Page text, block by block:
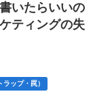
いたらいいの
ティングの失
ップ・罠）